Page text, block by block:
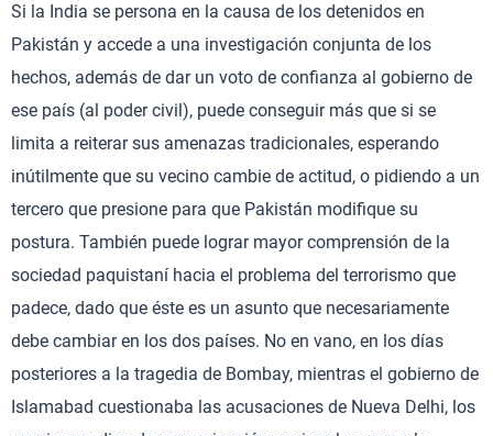
Si la India se persona en la causa de los detenidos en
Pakistán y accede a una investigación conjunta de los
hechos, además de dar un voto de confianza al gobierno de
ese país (al poder civil), puede conseguir más que si se
limita a reiterar sus amenazas tradicionales, esperando
inútilmente que su vecino cambie de actitud, o pidiendo a un
tercero que presione para que Pakistán modifique su
postura. También puede lograr mayor comprensión de la
sociedad paquistaní hacia el problema del terrorismo que
padece, dado que éste es un asunto que necesariamente
debe cambiar en los dos países. No en vano, en los días
posteriores a la tragedia de Bombay, mientras el gobierno de
Islamabad cuestionaba las acusaciones de Nueva Delhi, los